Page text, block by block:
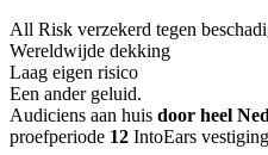
All Risk verzekerd tegen
Wereldwijde dekking
Laag eigen risico
Een ander geluid.
Audiciens aan huis door heel
proefperiode 12 IntoEars